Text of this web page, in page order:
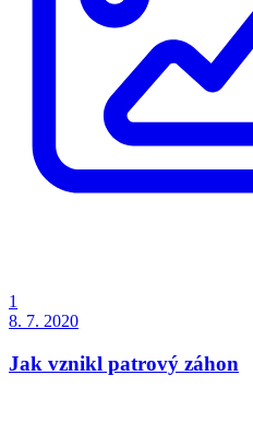
1
8. 7. 2020
Jak vznikl patrový záhon